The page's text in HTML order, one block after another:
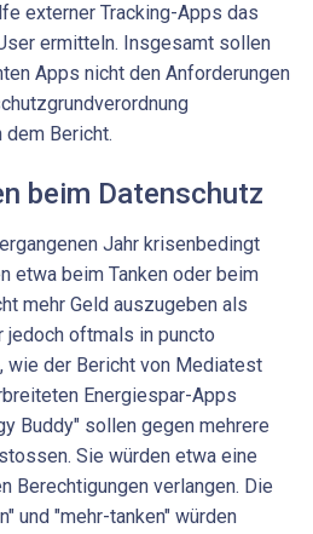
externer Tracking-Apps das
ermitteln. Insgesamt sollen
Apps nicht den Anforderungen
Bericht.
beim Datenschutz
Jahr krisenbedingt
etwa beim Tanken oder beim
mehr Geld auszugeben als
jedoch oftmals in puncto
wie der Bericht von Mediatest
Energiespar-Apps
Buddy" sollen gegen mehrere
Sie würden etwa eine
Berechtigungen verlangen. Die
und "mehr-tanken" würden